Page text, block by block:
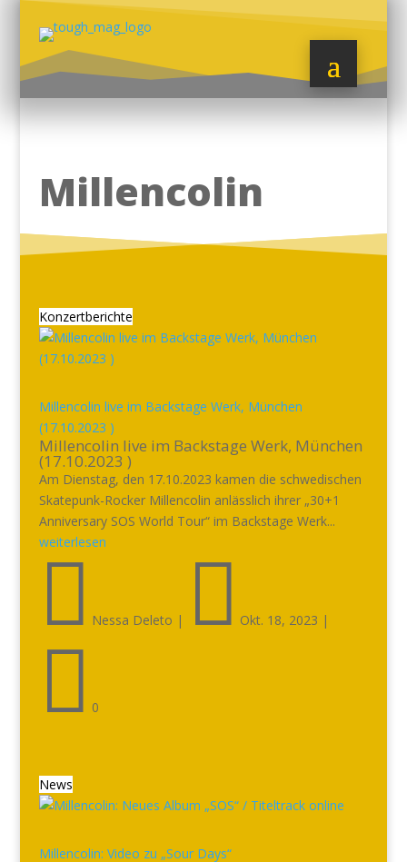
Millencolin
Konzertberichte
Millencolin live im Backstage Werk, München
(17.10.2023 )
Millencolin live im Backstage Werk, München
(17.10.2023 )
Am Dienstag, den 17.10.2023 kamen die schwedischen
Skatepunk-Rocker Millencolin anlässlich ihrer „30+1
Anniversary SOS World Tour“ im Backstage Werk...
weiterlesen
 Nessa Deleto |  Okt. 18, 2023 |
 0
News
Millencolin: Video zu „Sour Days“